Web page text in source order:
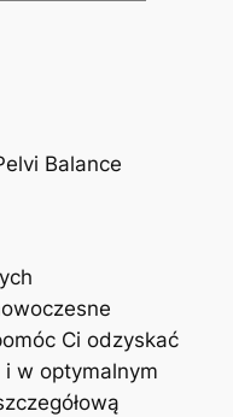
Ci odzyskać
i w optymalnym